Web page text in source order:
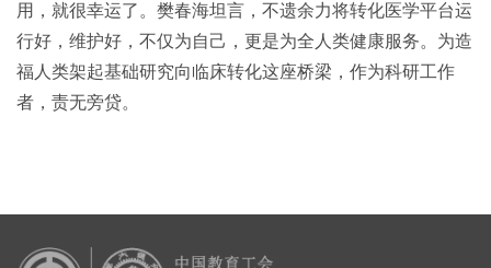
用，就很幸运了。樊春海坦言，不遗余力将转化医学平台运
行好，维护好，不仅为自己，更是为全人类健康服务。为造
福人类架起基础研究向临床转化这座桥梁，作为科研工作
者，责无旁贷。